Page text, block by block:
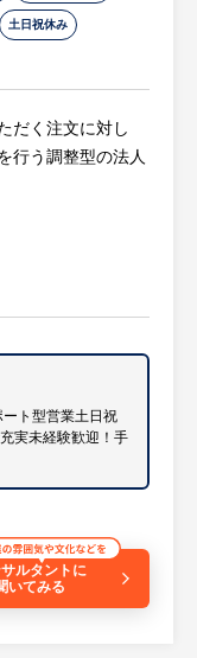
で長く働ける
て、長期的にキャ
境です。
水道代込）で住
手当など福利厚生
土日祝休み
だく注文に対し
行う調整型の法人
渡し役”としてご
（電話、メール、
システムでの受注
展開、進捗確認
お客様先への訪
内のみ）
ト型営業土日祝
実未経験歓迎！手
ルタントに
いてみる